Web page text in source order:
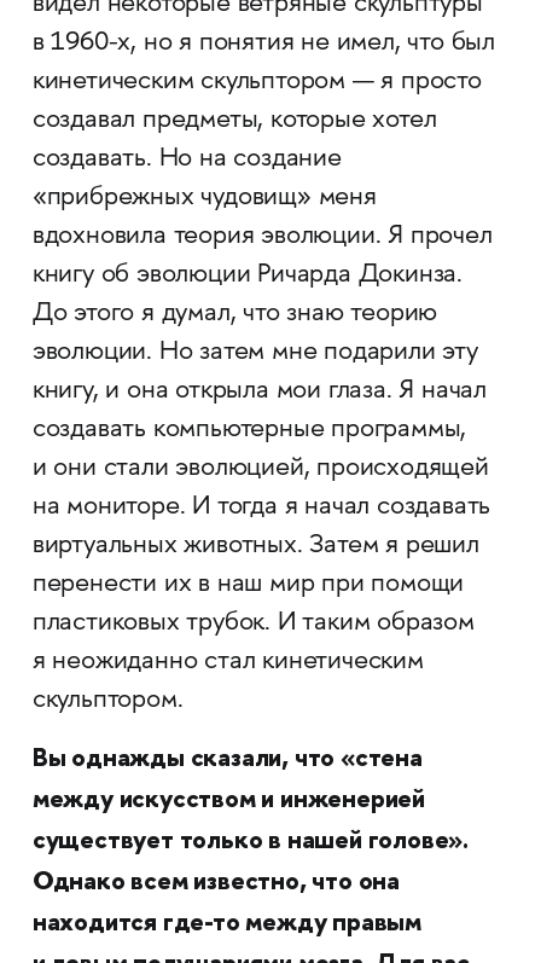
в 1960-х, но я понятия не имел, что был
кинетическим скульптором — я просто
создавал предметы, которые хотел
создавать. Но на создание
«прибрежных чудовищ» меня
вдохновила теория эволюции. Я прочел
книгу об эволюции Ричарда Докинза.
До этого я думал, что знаю теорию
эволюции. Но затем мне подарили эту
книгу, и она открыла мои глаза. Я начал
создавать компьютерные программы,
и они стали эволюцией, происходящей
на мониторе. И тогда я начал создавать
виртуальных животных. Затем я решил
перенести их в наш мир при помощи
пластиковых трубок. И таким образом
я неожиданно стал кинетическим
скульптором.
Вы однажды сказали, что «стена
между искусством и инженерией
существует только в нашей голове».
Однако всем известно, что она
находится где-то между правым